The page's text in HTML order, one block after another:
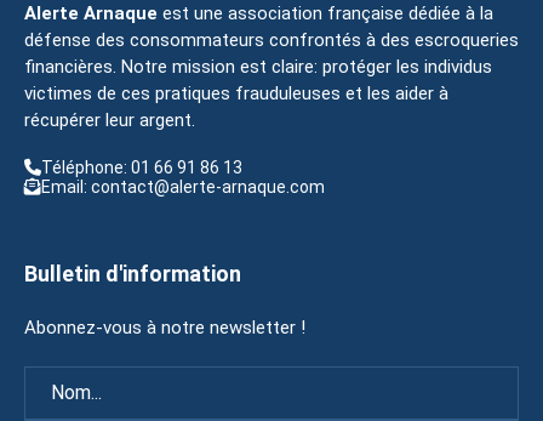
Alerte Arnaque est une association française dédiée à la
défense des consommateurs confrontés à des escroqueries
financières. Notre mission est claire: protéger les individus
victimes de ces pratiques frauduleuses et les aider à
récupérer leur argent.
Téléphone: 01 66 91 86 13
Email: contact@alerte-arnaque.com
Bulletin d'information
Abonnez-vous à notre newsletter !